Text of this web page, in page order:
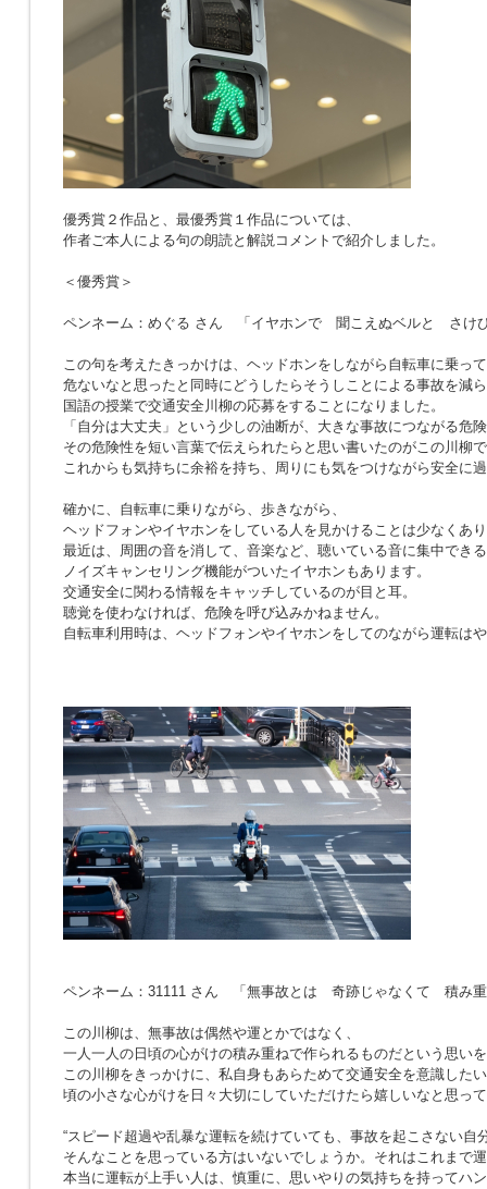
優秀賞２作品と、最優秀賞１作品については、
作者ご本人による句の朗読と解説コメントで紹介しました。
＜優秀賞＞
ペンネーム：めぐる さん 「イヤホンで 聞こえぬベルと さけ
この句を考えたきっかけは、ヘッドホンをしながら自転車に乗っ
危ないなと思ったと同時にどうしたらそうしことによる事故を減
国語の授業で交通安全川柳の応募をすることになりました。
「自分は大丈夫」という少しの油断が、大きな事故につながる危
その危険性を短い言葉で伝えられたらと思い書いたのがこの川柳
これからも気持ちに余裕を持ち、周りにも気をつけながら安全に
確かに、自転車に乗りながら、歩きながら、
ヘッドフォンやイヤホンをしている人を見かけることは少なくあ
最近は、周囲の音を消して、音楽など、聴いている音に集中できる
ノイズキャンセリング機能がついたイヤホンもあります。
交通安全に関わる情報をキャッチしているのが目と耳。
聴覚を使わなければ、危険を呼び込みかねません。
自転車利用時は、ヘッドフォンやイヤホンをしてのながら運転は
ペンネーム：31111 さん 「無事故とは 奇跡じゃなくて 積み
この川柳は、無事故は偶然や運とかではなく、
一人一人の日頃の心がけの積み重ねで作られるものだという思い
この川柳をきっかけに、私自身もあらためて交通安全を意識した
頃の小さな心がけを日々大切にしていただけたら嬉しいなと思っ
“スピード超過や乱暴な運転を続けていても、事故を起こさない自
そんなことを思っている方はいないでしょうか。それはこれまで
本当に運転が上手い人は、慎重に、思いやりの気持ちを持ってハ